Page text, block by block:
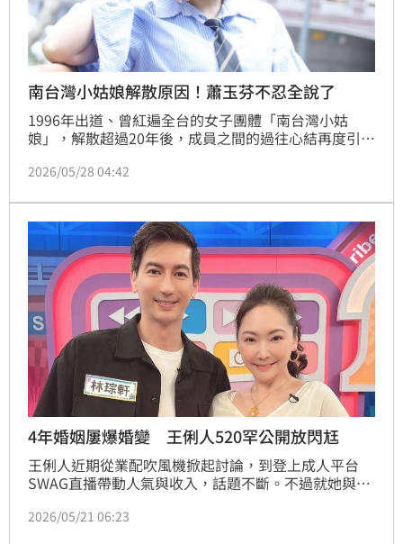
南台灣小姑娘解散原因！蕭玉芬不忍全說了
1996年出道、曾紅遍全台的女子團體「南台灣小姑
娘」，解散超過20年後，成員之間的過往心結再度引發
受排擠與霸凌，如今成員尤姿涵首度公開回應，雙方對
表示：「未經他人苦，莫勸他人善。」
2026/05/28 04:42
4年婚姻屢爆婚變 王俐人520罕公開放閃尪
王俐人近期從業配吹風機掀起討論，到登上成人平台
SWAG直播帶動人氣與收入，話題不斷。不過就她與老
戲、夫妻分隔兩地，讓外界開始揣測婚姻是否出現變
2026/05/21 06:23